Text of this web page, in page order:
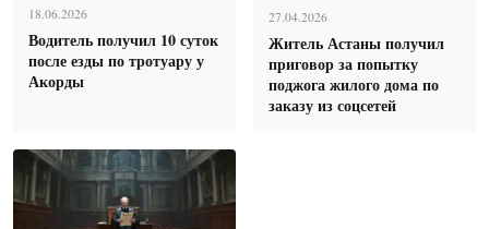
18.06.2026
Водитель получил 10 суток
после езды по тротуару у
Акорды
27.04.2026
Житель Астаны получил
приговор за попытку
поджога жилого дома по
заказу из соцсетей